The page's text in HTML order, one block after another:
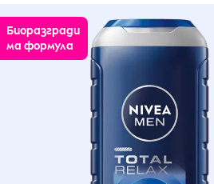
Биоразгради
ма формула